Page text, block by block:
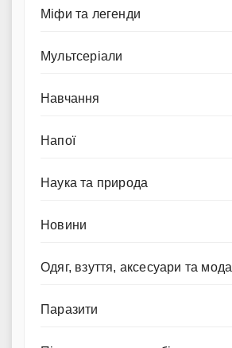
Міфи та легенди
Мультсеріали
Навчання
Напої
Наука та природа
Новини
Одяг, взуття, аксесуари та мода
Паразити